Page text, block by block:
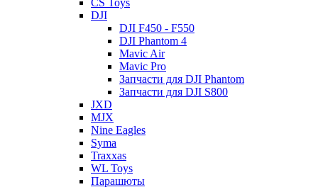
CS Toys
DJI
DJI F450 - F550
DJI Phantom 4
Mavic Air
Mavic Pro
Запчасти для DJI Phantom
Запчасти для DJI S800
JXD
MJX
Nine Eagles
Syma
Traxxas
WL Toys
Парашюты